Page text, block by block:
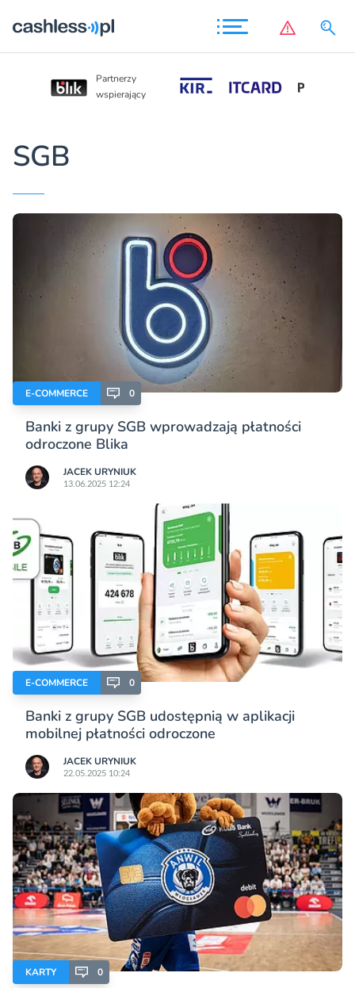
Partnerzy
wspierający
SGB
E-COMMERCE 0
Banki z grupy SGB wprowadzają płatności
odroczone Blika
JACEK URYNIUK
13.06.2025 12:24
E-COMMERCE 0
Banki z grupy SGB udostępnią w aplikacji
mobilnej płatności odroczone
JACEK URYNIUK
22.05.2025 10:24
KARTY 0